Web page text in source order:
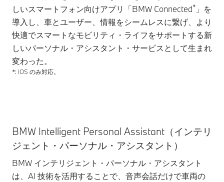
しいスマートフォン向けアプリ「BMW Connected* 」を
導入し、車とユーザー、情報をシームレスに繋げ、より
快適でスマートなモビリティ・ライフをサポートする新
しいパーソナル・アシスタント・サービスとして生まれ
変わった。
*: iOS のみ対応。
BMW Intelligent Personal Assistant（インテリ
ジェント・パーソナル・アシスタント）
BMW インテリジェント・パーソナル・アシスタント
は、AI 技術を活用することで、音声会話だけで車両の